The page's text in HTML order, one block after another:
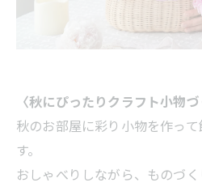
〈秋にぴったりクラフト小物づ
秋のお部屋に彩り小物を作っ
す。
おしゃべりしながら、ものづ